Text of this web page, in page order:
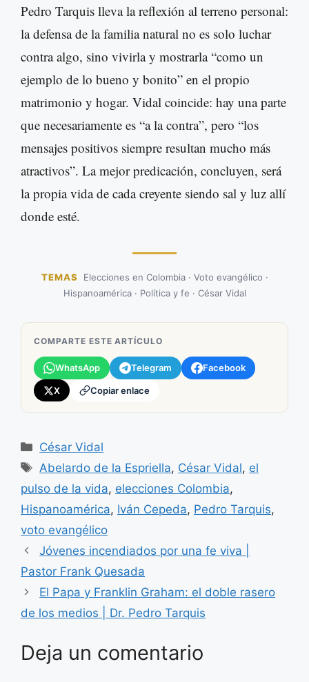
Pedro Tarquis lleva la reflexión al terreno personal:
la defensa de la familia natural no es solo luchar
contra algo, sino vivirla y mostrarla “como un
ejemplo de lo bueno y bonito” en el propio
matrimonio y hogar. Vidal coincide: hay una parte
que necesariamente es “a la contra”, pero “los
mensajes positivos siempre resultan mucho más
atractivos”. La mejor predicación, concluyen, será
la propia vida de cada creyente siendo sal y luz allí
donde esté.
TEMAS Elecciones en Colombia · Voto evangélico ·
Hispanoamérica · Política y fe · César Vidal
COMPARTE ESTE ARTÍCULO
WhatsApp Telegram Facebook
X Copiar enlace
Categorías
César Vidal
Etiquetas
Abelardo de la Espriella, César Vidal, el
pulso de la vida, elecciones Colombia,
Hispanoamérica, Iván Cepeda, Pedro Tarquis,
voto evangélico
Jóvenes incendiados por una fe viva |
Pastor Frank Quesada
El Papa y Franklin Graham: el doble rasero
de los medios | Dr. Pedro Tarquis
Deja un comentario